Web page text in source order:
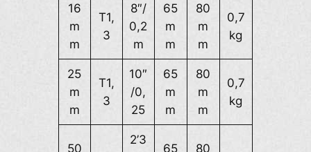
16
m
m
T1,
3
8″/
0,2
m
65
m
m
80
m
m
0,7
kg
25
m
m
T1,
3
10″
/0,
25
65
m
m
80
m
m
0,7
kg
50
2’3
65
80